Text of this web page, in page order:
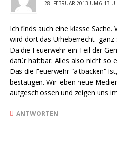
28. FEBRUAR 2013 UM 6:13
Ich finds auch eine klasse
wird dort das Urheberrecht -ganz
Da die Feuerwehr ein Teil der
dafür haftbar. Alles also nicht so
Das die Feuerwehr “altbacken”
bestätigen. Wir leben neue
aufgeschlossen und zeigen uns
ANTWORTEN